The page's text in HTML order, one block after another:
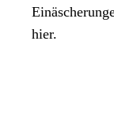
hier.